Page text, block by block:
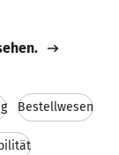
Bestellwesen